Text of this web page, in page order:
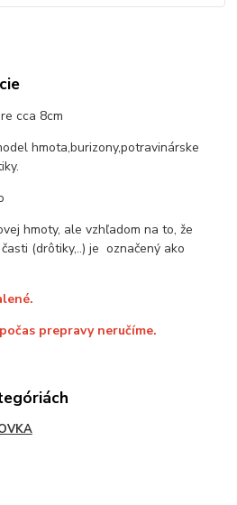
cca 8cm
hmota,burizony,potravinárske
hmoty, ale vzhľadom na to, že
(drôtiky,..) je označený ako
prepravy neručíme.